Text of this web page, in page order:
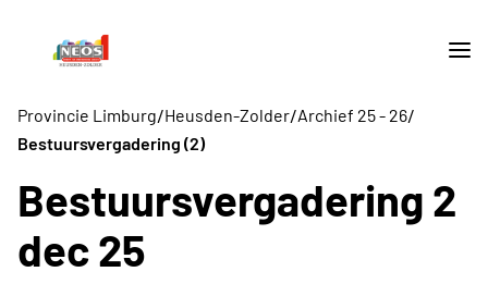
Provincie Limburg/Heusden-Zolder/Archief 25 - 26/
Bestuursvergadering (2)
Bestuursvergadering 2
dec 25